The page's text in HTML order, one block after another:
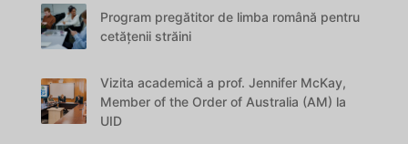
Program pregătitor de limba română pentru
cetățenii străini
Vizita academică a prof. Jennifer McKay,
Member of the Order of Australia (AM) la
UID